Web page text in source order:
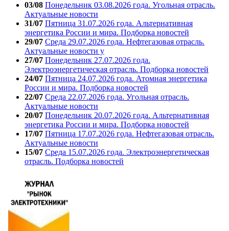
03/08 Понедельник 03.08.2026 года. Угольная отрасль.
Актуальные новости
31/07 Пятница 31.07.2026 года. Альтернативная
энергетика России и мира. Подборка новостей
29/07 Среда 29.07.2026 года. Нефтегазовая отрасль.
Актуальные новости у
27/07 Понедельник 27.07.2026 года.
Электроэнергетическая отрасль. Подборка новостей
24/07 Пятница 24.07.2026 года. Атомная энергетика
России и мира. Подборка новостей
22/07 Среда 22.07.2026 года. Угольная отрасль.
Актуальные новости
20/07 Понедельник 20.07.2026 года. Альтернативная
энергетика России и мира. Подборка новостей
17/07 Пятница 17.07.2026 года. Нефтегазовая отрасль.
Актуальные новости
15/07 Среда 15.07.2026 года. Электроэнергетическая
отрасль. Подборка новостей